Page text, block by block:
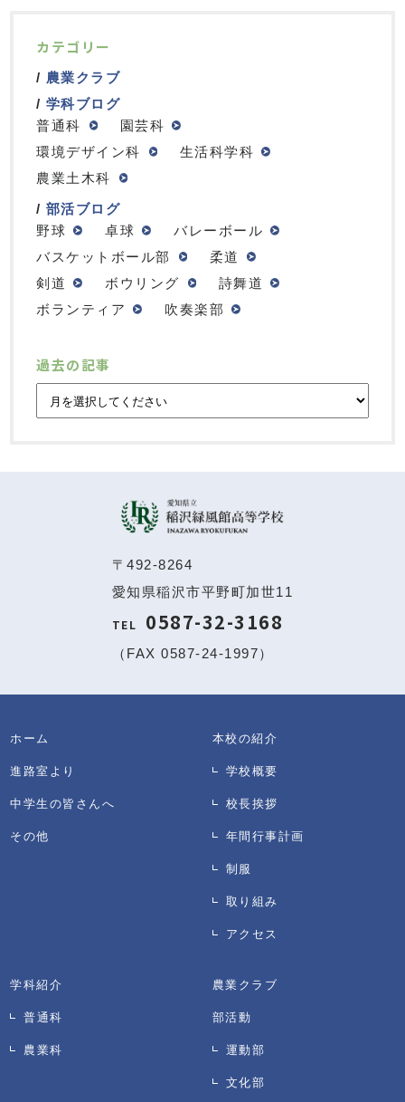
カテゴリー
農業クラブ
学科ブログ
普通科
園芸科
環境デザイン科
生活科学科
農業土木科
部活ブログ
野球
卓球
バレーボール
バスケットボール部
柔道
剣道
ボウリング
詩舞道
ボランティア
吹奏楽部
過去の記事
〒492-8264
愛知県稲沢市平野町加世11
TEL 0587-32-3168
（FAX 0587-24-1997）
ホーム
進路室より
中学生の皆さんへ
その他
本校の紹介
学校概要
校長挨拶
年間行事計画
制服
取り組み
アクセス
学科紹介
普通科
農業科
農業クラブ
部活動
運動部
文化部